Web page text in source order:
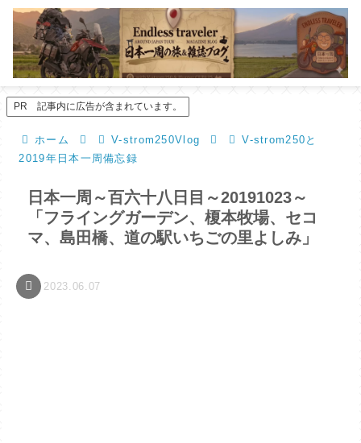
PR 記事内に広告が含まれています。
ホーム V-strom250Vlog
V-strom250と
2019年日本一周備忘録
日本一周～百六十八日目～20191023～
「フライングガーデン、榎本牧場、セコ
マ、島田橋、道の駅いちごの里よしみ」
2023.06.07